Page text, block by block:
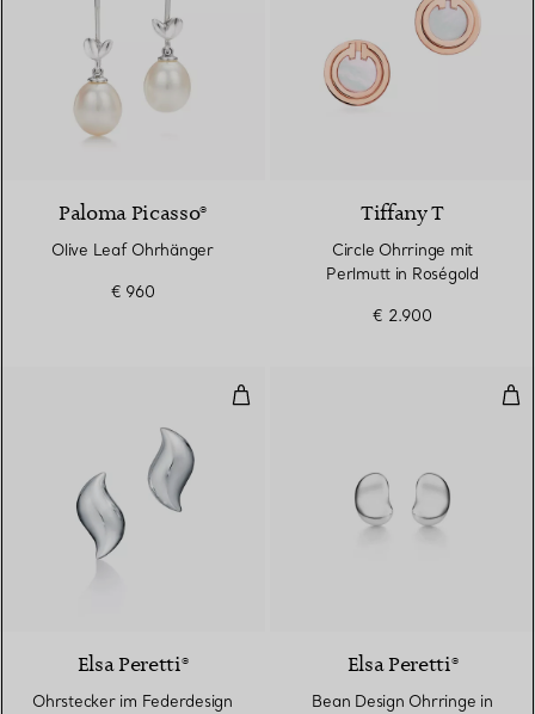
Paloma Picasso®
Olive Leaf Ohrhänger
€ 960
Tiffany T
Circle Ohrringe mit
Perlmutt in Roségold
€ 2.900
Ohrstecker im Federdesign in
Elsa Peretti®
Ohrstecker im Federdesign
Elsa Peretti®
Bean Design Ohrringe in